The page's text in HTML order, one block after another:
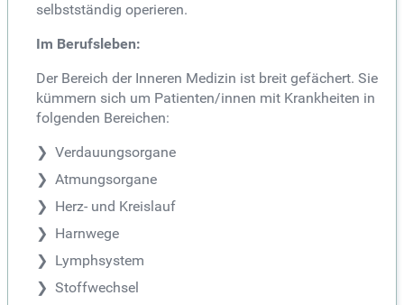
selbstständig operieren.
Im Berufsleben:
Der Bereich der Inneren Medizin ist breit gefächert. Sie
kümmern sich um Patienten/innen mit Krankheiten in
folgenden Bereichen:
Verdauungsorgane
Atmungsorgane
Herz- und Kreislauf
Harnwege
Lymphsystem
Stoffwechsel